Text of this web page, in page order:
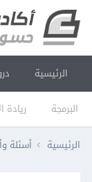
الرئيسية
البرمجة ريادة
الرئيسية أسئلة